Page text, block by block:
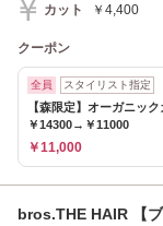
カット ￥4,400
クーポン
全員 スタイリスト指定
【森限定】オーガニッ
￥14300→￥11000
￥11,000
bros.THE HAIR 【ブ